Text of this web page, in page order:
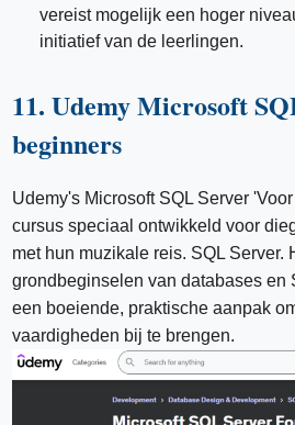
vereist mogelijk een hoger
initiatief van de leerlingen.
11. Udemy Microsoft
beginners
Udemy's Microsoft SQL Server
cursus speciaal ontwikkeld voor
met hun muzikale reis. SQL Server.
grondbeginselen van databases en
een boeiende, praktische aanpak
vaardigheden bij te brengen.